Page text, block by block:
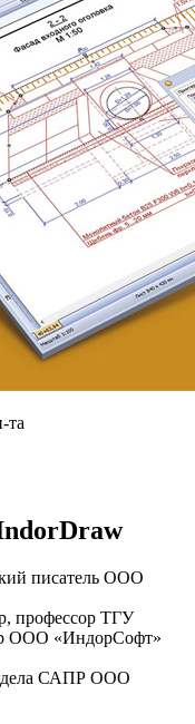
та
писатель ООО
профессор ТГУ
ООО «ИндорСофт»
САПР ООО